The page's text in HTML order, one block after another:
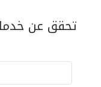
تحقق عن